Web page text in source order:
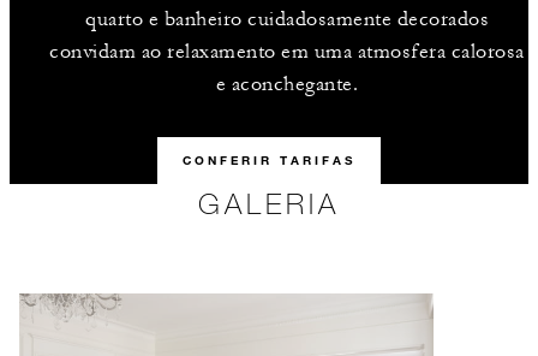
quarto e banheiro cuidadosamente decorados
convidam ao relaxamento em uma atmosfera calorosa
e aconchegante.
CONFERIR TARIFAS
GALERIA